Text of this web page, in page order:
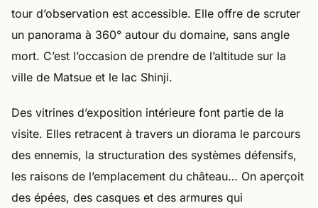
tour d’observation est accessible. Elle offre de scruter
un panorama à 360° autour du domaine, sans angle
mort. C’est l’occasion de prendre de l’altitude sur la
ville de Matsue et le lac Shinji.
Des vitrines d’exposition intérieure font partie de la
visite. Elles retracent à travers un diorama le parcours
des ennemis, la structuration des systèmes défensifs,
les raisons de l’emplacement du château… On aperçoit
des épées, des casques et des armures qui